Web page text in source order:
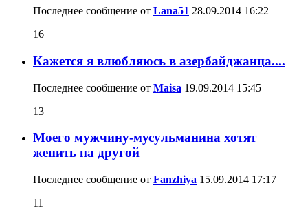
Последнее сообщение от Lana51 28.09.2014 16:22
16
Кажется я влюбляюсь в азербайджанца....
Последнее сообщение от Maisa 19.09.2014 15:45
13
Моего мужчину-мусульманина хотят
женить на другой
Последнее сообщение от Fanzhiya 15.09.2014 17:17
11